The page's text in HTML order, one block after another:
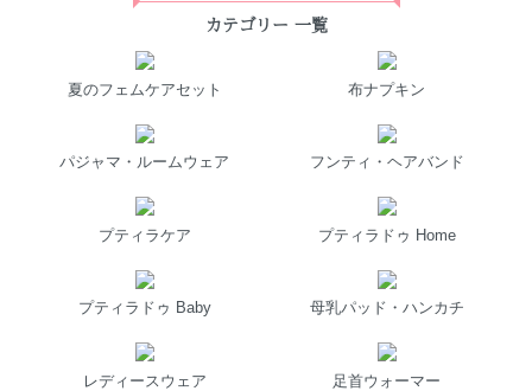
カテゴリー 一覧
夏のフェムケアセット 布ナプキン
パジャマ・ルームウェア フンティ・ヘアバンド
プティラケア プティラドゥ Home
プティラドゥ Baby 母乳パッド・ハンカチ
レディースウェア 足首ウォーマー